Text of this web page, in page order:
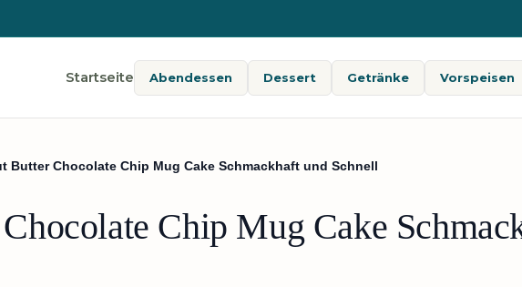
Startseite Abendessen Dessert Getränke Vorspeisen
Butter Chocolate Chip Mug Cake Schmackhaft und Schnell
Chip Mug Cake